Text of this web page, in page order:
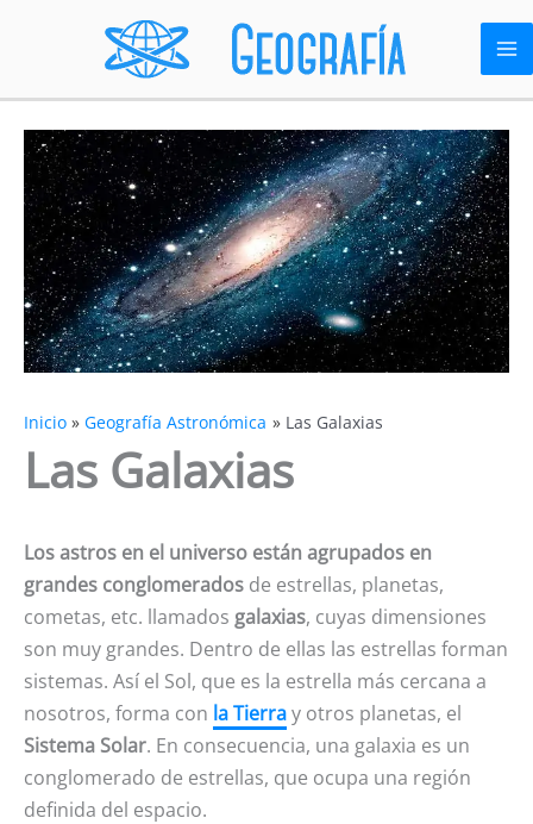
Inicio Geografía Astronómica Las Galaxias
Las Galaxias
Los astros en el universo están agrupados en
grandes conglomerados de estrellas, planetas,
cometas, etc. llamados galaxias, cuyas dimensiones
son muy grandes. Dentro de ellas las estrellas forman
sistemas. Así el Sol, que es la estrella más cercana a
nosotros, forma con la Tierray otros planetas, el
Sistema Solar. En consecuencia, una galaxia es un
conglomerado de estrellas, que ocupa una región
definida del espacio.